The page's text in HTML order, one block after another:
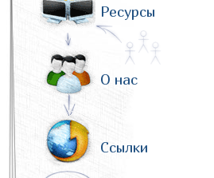
Ресурсы
О нас
Ссылки